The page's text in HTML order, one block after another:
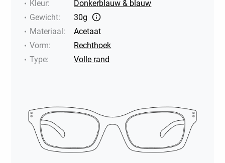
Kleur:
Donkerblauw & blauw
Gewicht:
30g
Materiaal:
Acetaat
Vorm:
Rechthoek
Type: Volle rand